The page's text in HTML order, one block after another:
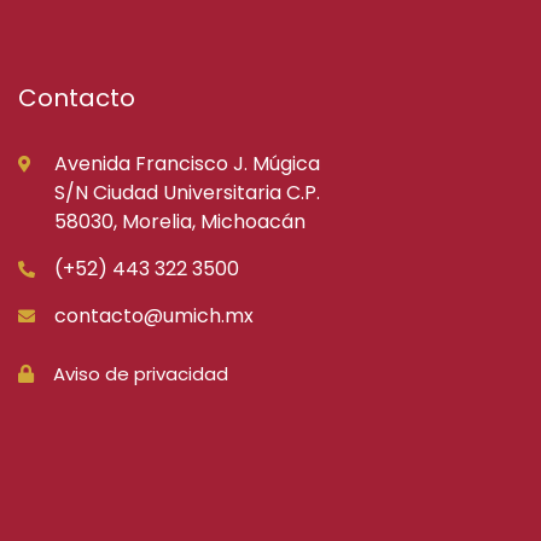
Contacto
Avenida Francisco J. Múgica
S/N Ciudad Universitaria C.P.
58030, Morelia, Michoacán
(+52) 443 322 3500
contacto@umich.mx
Aviso de privacidad